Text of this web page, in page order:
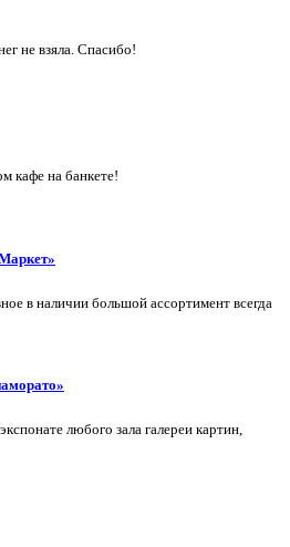
не взяла. Спасибо!
кафе на банкете!
в наличии большой ассортимент всегда
любого зала галереи картин,